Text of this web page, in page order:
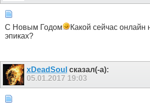
С Новым Годом
Какой сейчас онлайн
эпиках?
xDeadSoul сказал(-а):
05.01.2017 19:03